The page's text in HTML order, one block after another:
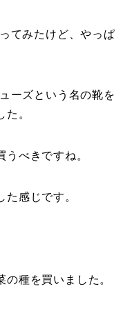
てみたけど、やっぱ
ーズという名の靴を
。
べきですね。
感じです。
種を買いました。